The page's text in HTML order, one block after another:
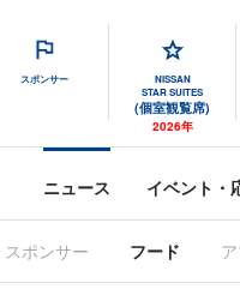
スポンサー
NISSAN
STAR SUITES
(個室観覧席)
2026年
ニュース イベント・
スポンサー フード